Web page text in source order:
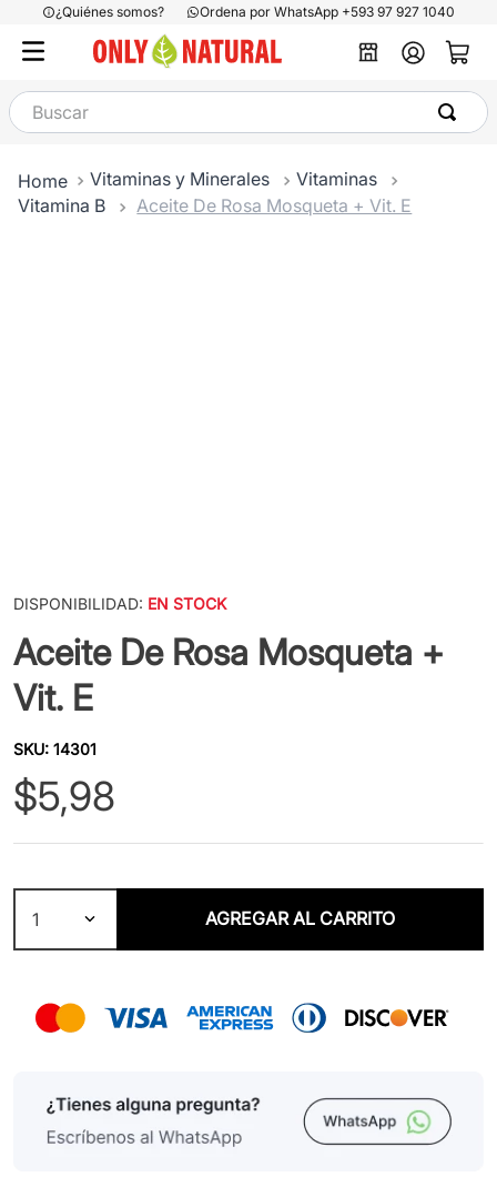
¿Quiénes somos? Ordena por WhatsApp +593 97 927 1040
Buscar
Vitaminas y Minerales
Vitaminas
Vitamina B
Aceite De Rosa Mosqueta + Vit. E
DISPONIBILIDAD: EN STOCK
Aceite De Rosa Mosqueta +
Vit. E
SKU:14301
$5,98
1 AGREGAR AL CARRITO